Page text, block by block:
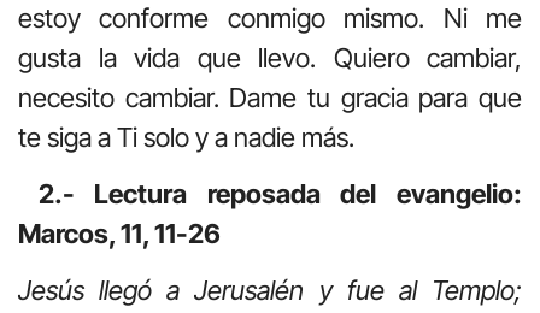
estoy conforme conmigo mismo. Ni me
gusta la vida que llevo. Quiero cambiar,
necesito cambiar. Dame tu gracia para que
te siga a Ti solo y a nadie más.
2.- Lectura reposada del evangelio:
Marcos, 11, 11-26
Jesús llegó a Jerusalén y fue al Templo;